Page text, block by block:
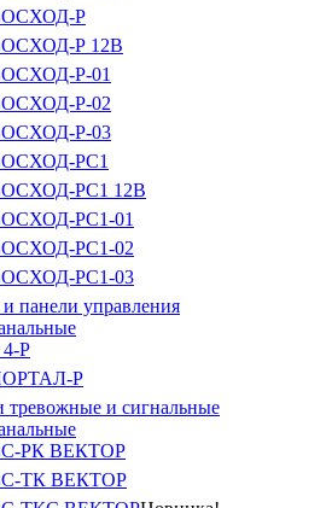
Р
Р 12В
Р-01
Р-02
Р-03
РС1
РС1 12В
РС1-01
РС1-02
РС1-03
панели управления
4-Р
Р
тревожные и сигнальные
РК ВЕКТОР
ТК ВЕКТОР